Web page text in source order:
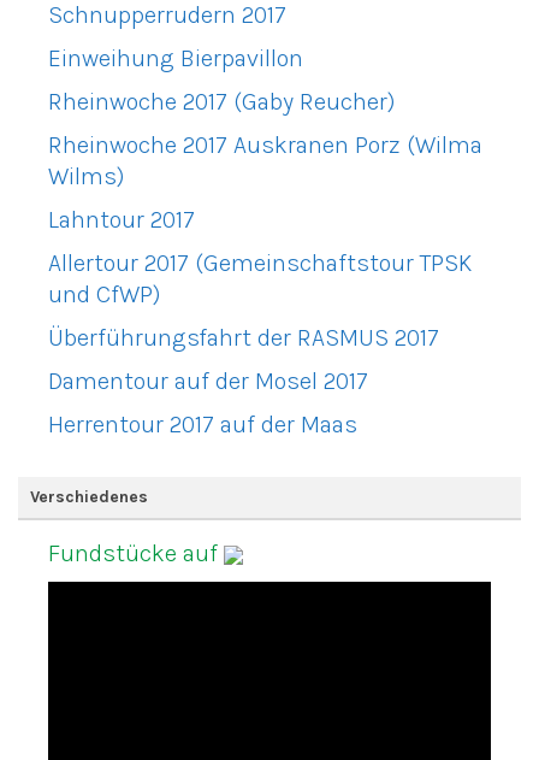
Schnupperrudern 2017
Einweihung Bierpavillon
Rheinwoche 2017 (Gaby Reucher)
Rheinwoche 2017 Auskranen Porz (Wilma
Wilms)
Lahntour 2017
Allertour 2017 (Gemeinschaftstour TPSK
und CfWP)
Überführungsfahrt der RASMUS 2017
Damentour auf der Mosel 2017
Herrentour 2017 auf der Maas
Verschiedenes
Fundstücke auf